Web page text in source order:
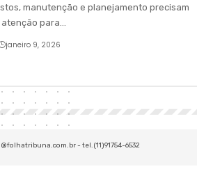
manutenção e planejamento precisam
para…
janeiro 9, 2026
- tel.(11)91754-6532